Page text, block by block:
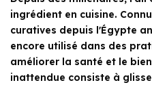
ingrédient en cuisine.
curatives depuis l'Égypte
encore utilisé dans des
améliorer la santé et le
inattendue consiste à